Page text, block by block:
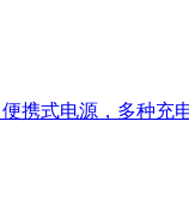
携式电源，多种充